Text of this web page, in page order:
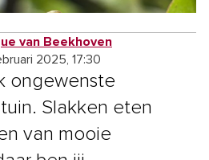
van Beekhoven
2025, 17:30
ongewenste
Slakken eten
van mooie